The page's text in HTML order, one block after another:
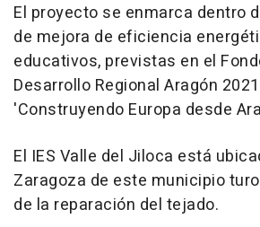
El proyecto se enmarca dentro
de mejora de eficiencia
educativos, previstas en el
Desarrollo Regional Aragón
'Construyendo Europa desde
El IES Valle del Jiloca está
Zaragoza de este municipio
de la reparación del tejado.